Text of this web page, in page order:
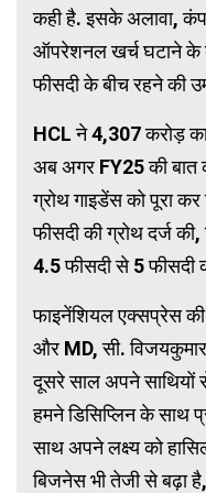
कही है. इसके अलावा,
ऑपरेशनल खर्च घटाने के
फीसदी के बीच रहने की
HCL ने 4,307 करोड़ का
अब अगर FY25 की बात
ग्रोथ गाइडेंस को पूरा
फीसदी की ग्रोथ दर्ज
4.5 फीसदी से 5 फीसदी
फाइनेंशियल एक्सप्रेस की
और MD, सी.
दूसरे साल अपने साथियों
हमने डिसिप्लिन के साथ
साथ अपने लक्ष्य को
बिजनेस भी तेजी से बढ़ा